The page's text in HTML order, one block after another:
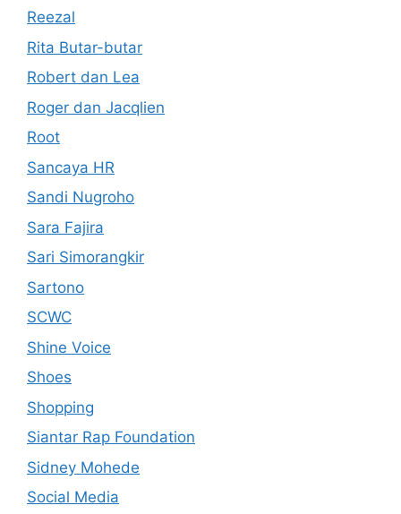
Reezal
Rita Butar-butar
Robert dan Lea
Roger dan Jacqlien
Root
Sancaya HR
Sandi Nugroho
Sara Fajira
Sari Simorangkir
Sartono
SCWC
Shine Voice
Shoes
Shopping
Siantar Rap Foundation
Sidney Mohede
Social Media